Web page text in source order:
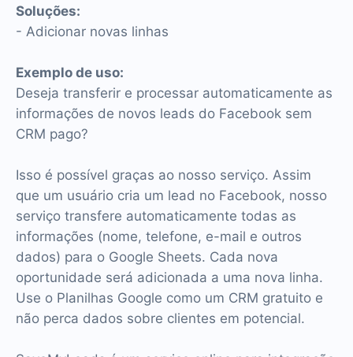
Soluções:
- Adicionar novas linhas
Exemplo de uso:
Deseja transferir e processar automaticamente as
informações de novos leads do Facebook sem
CRM pago?
Isso é possível graças ao nosso serviço. Assim
que um usuário cria um lead no Facebook, nosso
serviço transfere automaticamente todas as
informações (nome, telefone, e-mail e outros
dados) para o Google Sheets. Cada nova
oportunidade será adicionada a uma nova linha.
Use o Planilhas Google como um CRM gratuito e
não perca dados sobre clientes em potencial.